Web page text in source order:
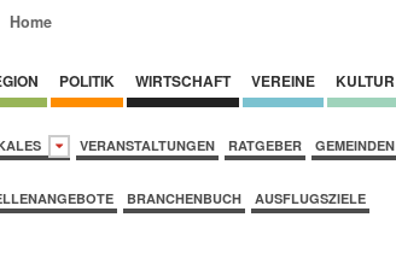
Home
POLITIK WIRTSCHAFT VEREINE KULTUR
VERANSTALTUNGEN RATGEBER GEMEINDEN
BRANCHENBUCH AUSFLUGSZIELE